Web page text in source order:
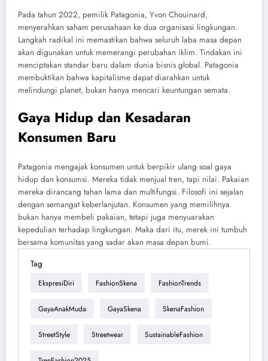
Pada tahun 2022, pemilik Patagonia, Yvon Chouinard,
menyerahkan saham perusahaan ke dua organisasi lingkungan.
Langkah radikal ini memastikan bahwa seluruh laba masa depan
akan digunakan untuk memerangi perubahan iklim. Tindakan ini
menciptakan standar baru dalam dunia bisnis global. Patagonia
membuktikan bahwa kapitalisme dapat diarahkan untuk
melindungi planet, bukan hanya mencari keuntungan semata.
Gaya Hidup dan Kesadaran
Konsumen Baru
Patagonia mengajak konsumen untuk berpikir ulang soal gaya
hidup dan konsumsi. Mereka tidak menjual tren, tapi nilai. Pakaian
mereka dirancang tahan lama dan multifungsi. Filosofi ini sejalan
dengan semangat keberlanjutan. Konsumen yang memilihnya
bukan hanya membeli pakaian, tetapi juga menyuarakan
kepedulian terhadap lingkungan. Maka dari itu, merek ini tumbuh
bersama komunitas yang sadar akan masa depan bumi.
Tag
EkspresiDiri FashionSkena FashionTrends
GayaAnakMuda GayaSkena SkenaFashion
StreetStyle Streetwear SustainableFashion